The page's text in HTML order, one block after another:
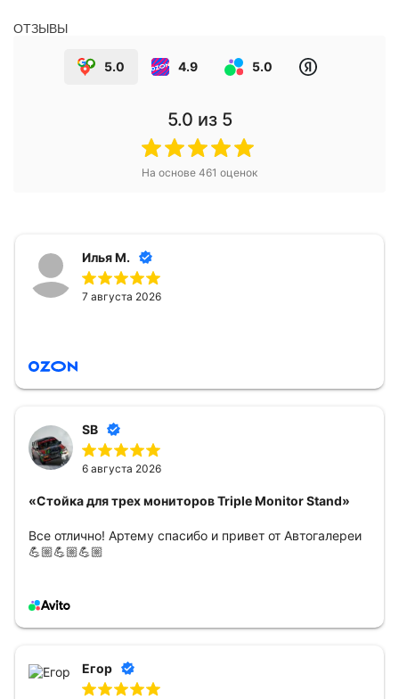
ОТЗЫВЫ
5.0 4.9 5.0
5.0 из 5
На основе 461 оценок
Илья М.
7 августа 2026
SB
6 августа 2026
«Стойка для трех мониторов Triple Monitor Stand»
Все отлично! Артему спасибо и привет от Автогалереи
💪🏼💪🏼💪🏼
Егор